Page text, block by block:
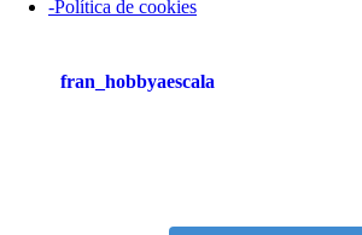
-Política de cookies
fran_hobbyaescala